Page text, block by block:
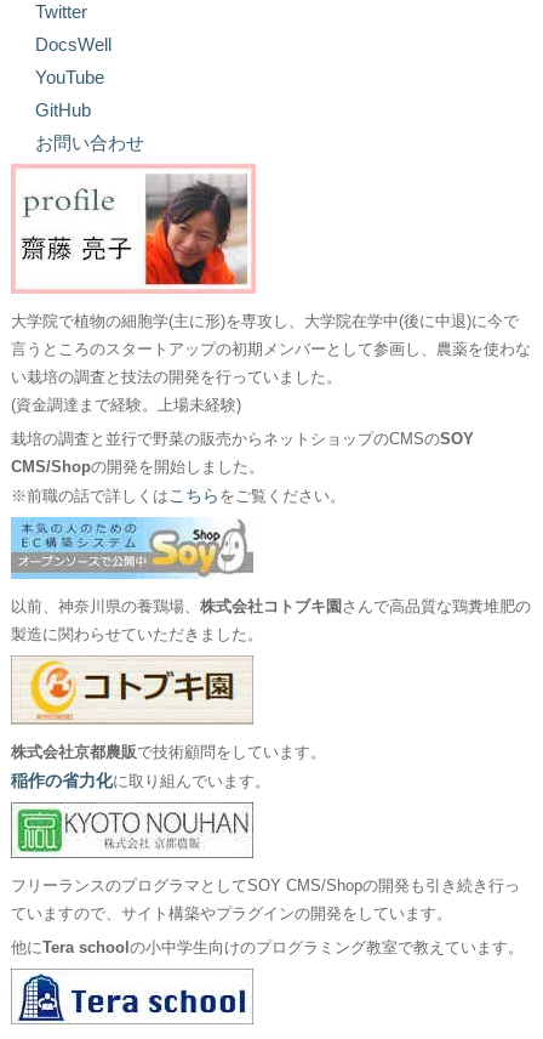
Twitter
DocsWell
YouTube
GitHub
お問い合わせ
大学院で植物の細胞学(主に形)を専攻し、大学院在学中(後に中退)に今で
言うところのスタートアップの初期メンバーとして参画し、農薬を使わな
い栽培の調査と技法の開発を行っていました。
(資金調達まで経験。上場未経験)
栽培の調査と並行で野菜の販売からネットショップのCMSのSOY
CMS/Shopの開発を開始しました。
※前職の話で詳しくはこちら をご覧ください。
以前、神奈川県の養鶏場、 株式会社コトブキ園 さんで高品質な鶏糞堆肥の
製造に関わらせていただきました。
株式会社京都農販で技術顧問をしています。
稲作の省力化に取り組んでいます。
フリーランスのプログラマとしてSOY CMS/Shopの開発も引き続き行っ
ていますので、サイト構築やプラグインの開発をしています。
他にTera school の小中学生向けのプログラミング教室で教えています。